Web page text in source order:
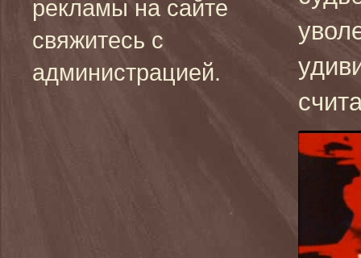
рекламы на сайте
свяжитесь с
администрацией.